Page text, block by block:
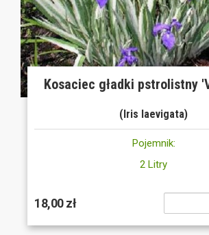
Kosaciec gładki pstrolistny
(Iris laevigata)
Pojemnik:
2 Litry
18,00 zł